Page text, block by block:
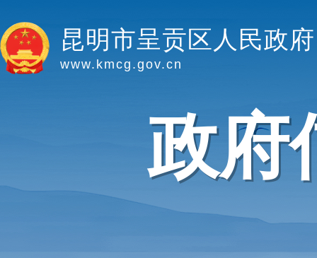
昆明市呈贡区人民政府
www.kmcg.gov.cn
政府